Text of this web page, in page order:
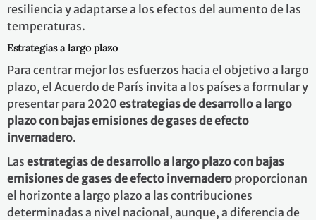
resiliencia y adaptarse a los efectos del aumento de las
temperaturas.
Estrategias a largo plazo
Para centrar mejor los esfuerzos hacia el objetivo a largo
plazo, el Acuerdo de París invita a los países a formular y
presentar para 2020 estrategias de desarrollo a largo
plazo con bajas emisiones de gases de efecto
invernadero.
Las estrategias de desarrollo a largo plazo con bajas
emisiones de gases de efecto invernadero proporcionan
el horizonte a largo plazo a las contribuciones
determinadas a nivel nacional, aunque, a diferencia de